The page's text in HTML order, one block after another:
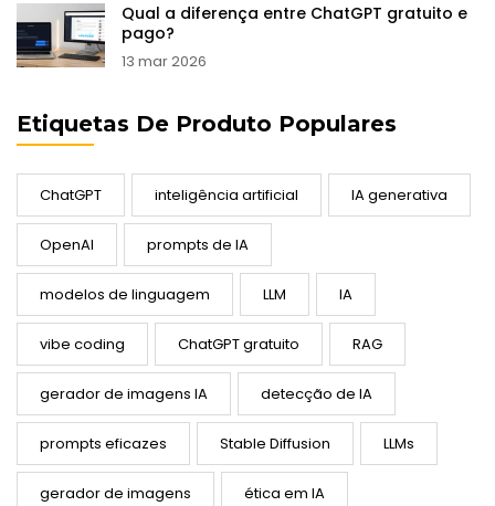
Qual a diferença entre ChatGPT gratuito e
pago?
13 mar 2026
Etiquetas De Produto Populares
ChatGPT inteligência artificial IA generativa
OpenAI prompts de IA
modelos de linguagem LLM IA
vibe coding ChatGPT gratuito RAG
gerador de imagens IA detecção de IA
prompts eficazes Stable Diffusion LLMs
gerador de imagens ética em IA